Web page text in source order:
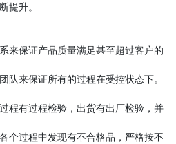
提升。
来保证产品质量满足甚至超过客户的
队来保证所有的过程在受控状态下。
程有过程检验，出货有出厂检验，并
个过程中发现有不合格品，严格按不